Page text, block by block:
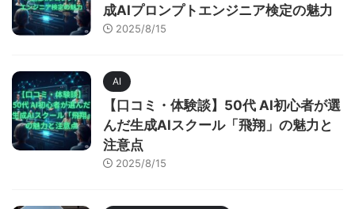
成AIプロンプトエンジニア検定の魅力
2025/8/15
AI
【口コミ・体験談】50代 AI初心者が選
んだ生成AIスクール「飛翔」の魅力と
注意点
2025/8/15